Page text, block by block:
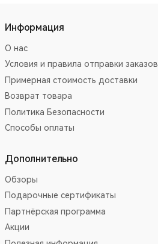
Информация
О нас
Условия и правила отправки заказов
Примерная стоимость доставки
Возврат товара
Политика Безопасности
Способы оплаты
Дополнительно
Обзоры
Подарочные сертификаты
Партнёрская программа
Акции